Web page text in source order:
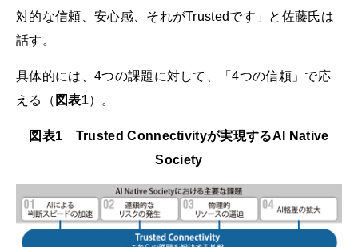
対的な信頼、安心感、それがTrustedです」と佐藤氏は
話す。
具体的には、4つの課題に対して、「4つの信頼」で応
える（ 図表1）。
図表1 Trusted Connectivityが実現するAI Native
Society